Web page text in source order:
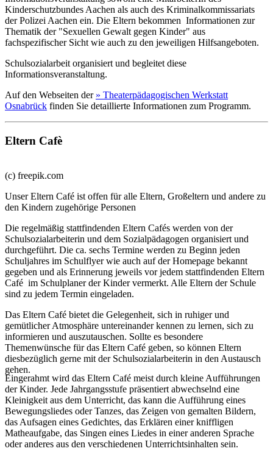
Kinderschutzbundes Aachen als auch des Kriminalkommissariats
der Polizei Aachen ein. Die Eltern bekommen Informationen zur
Thematik der "Sexuellen Gewalt gegen Kinder" aus
fachspezifischer Sicht wie auch zu den jeweiligen Hilfsangeboten.
Schulsozialarbeit organisiert und begleitet diese
Informationsveranstaltung.
Auf den Webseiten der » Theaterpädagogischen Werkstatt
Osnabrück finden Sie detaillierte Informationen zum Programm.
Eltern Cafè
(c) freepik.com
Unser Eltern Café ist offen für alle Eltern, Großeltern und andere zu
den Kindern zugehörige Personen
Die regelmäßig stattfindenden Eltern Cafés werden von der
Schulsozialarbeiterin und dem Sozialpädagogen organisiert und
durchgeführt. Die ca. sechs Termine werden zu Beginn jeden
Schuljahres im Schulflyer wie auch auf der Homepage bekannt
gegeben und als Erinnerung jeweils vor jedem stattfindenden Eltern
Café im Schulplaner der Kinder vermerkt. Alle Eltern der Schule
sind zu jedem Termin eingeladen.
Das Eltern Café bietet die Gelegenheit, sich in ruhiger und
gemütlicher Atmosphäre untereinander kennen zu lernen, sich zu
informieren und auszutauschen. Sollte es besondere
Themenwünsche für das Eltern Café geben, so können Eltern
diesbezüglich gerne mit der Schulsozialarbeiterin in den Austausch
gehen.
Eingerahmt wird das Eltern Café meist durch kleine Aufführungen
der Kinder. Jede Jahrgangsstufe präsentiert abwechselnd eine
Kleinigkeit aus dem Unterricht, das kann die Aufführung eines
Bewegungsliedes oder Tanzes, das Zeigen von gemalten Bildern,
das Aufsagen eines Gedichtes, das Erklären einer kniffligen
Matheaufgabe, das Singen eines Liedes in einer anderen Sprache
oder anderes aus den verschiedenen Unterrichtsinhalten sein.